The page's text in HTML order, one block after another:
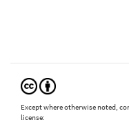
Except where otherwise noted,
license: